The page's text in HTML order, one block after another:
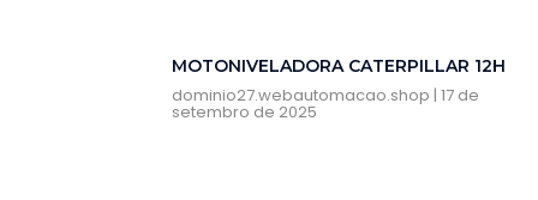
MOTONIVELADORA CATERPILLAR 12H
dominio27.webautomacao.shop 17 de
setembro de 2025